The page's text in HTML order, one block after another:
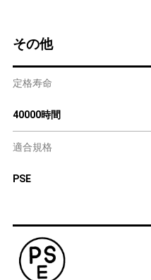
その他
定格寿命
40000時間
適合規格
PSE